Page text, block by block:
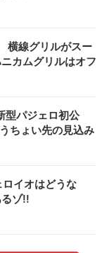
線グリルがスー
カムグリルはオフ
型パジェロ初公
ちょい先の見込み
ロイオはどうな
ゾ!!